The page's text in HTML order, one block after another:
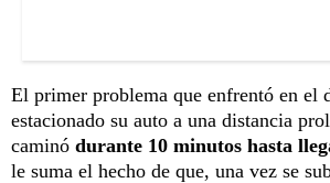
El primer problema que enfrentó en el
estacionado su auto a una distancia
caminó durante 10 minutos hasta
le suma el hecho de que, una vez se